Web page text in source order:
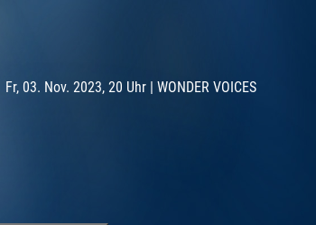
Fr, 03. Nov. 2023, 20 Uhr | WONDER VOICES